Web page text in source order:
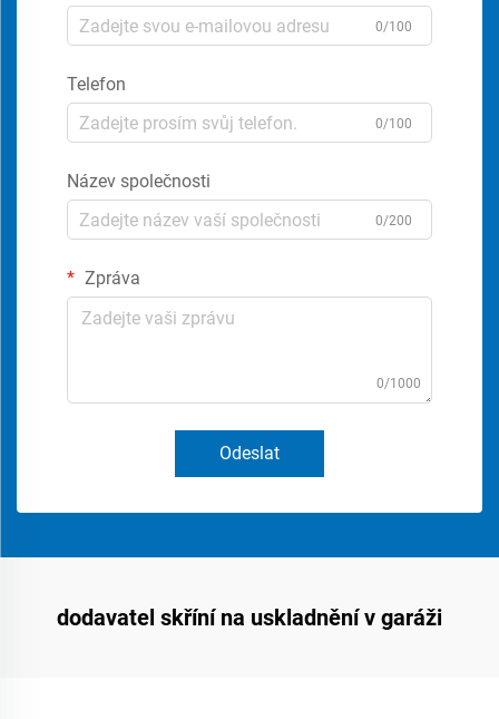
0/100
Telefon
0/100
Název společnosti
0/200
Zpráva
0/1000
Odeslat
dodavatel skříní na uskladnění v garáži